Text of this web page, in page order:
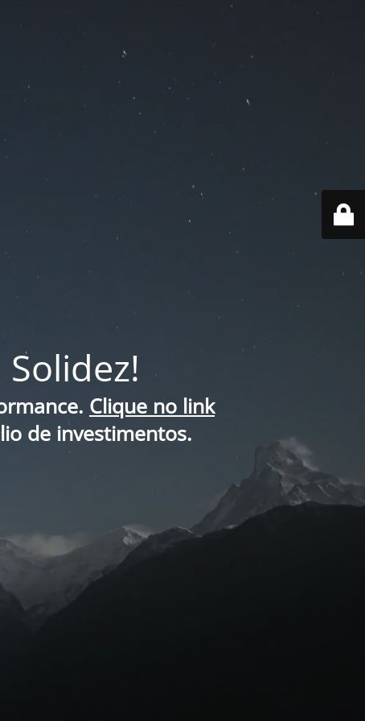
Clique no link
de investimentos.